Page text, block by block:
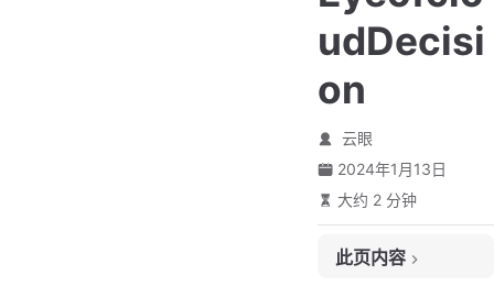
udDecisi
on
云眼
2024年1月13日
大约 2 分钟
此页内容